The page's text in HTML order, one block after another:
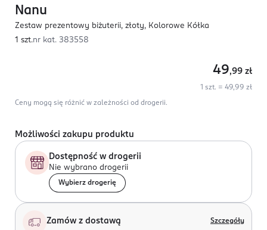
Nanu
Zestaw prezentowy biżuterii, złoty, Kolorowe Kółka
1 szt.nr kat. 383558
49,99 zł
1 szt. = 49,99 zł
Ceny mogą się różnić w zależności od drogerii.
Możliwości zakupu produktu
Dostępność w drogerii
Nie wybrano drogerii
Wybierz drogerię
Zamów z dostawą Szczegóły